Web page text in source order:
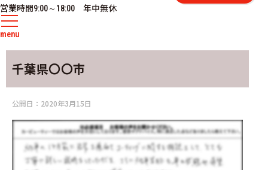
営業時間9:00～18:00 年中無休
menu
千葉県〇〇市
公開日： 2020年3月15日